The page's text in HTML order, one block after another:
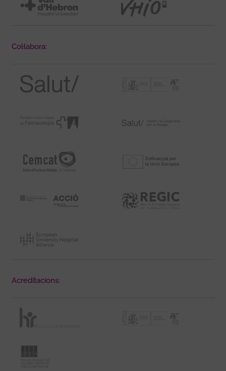
Col·labora:
Acreditacions: